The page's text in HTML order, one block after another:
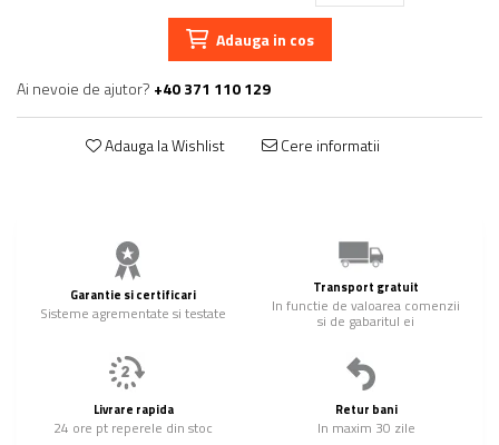
Adauga in cos
Ai nevoie de ajutor? +40 371 110 129
Adauga la Wishlist Cere informatii
Garantie si certificari
Sisteme agrementate si testate
Transport gratuit
In functie de valoarea comenzii
si de gabaritul ei
Livrare rapida
24 ore pt reperele din stoc
Retur bani
In maxim 30 zile